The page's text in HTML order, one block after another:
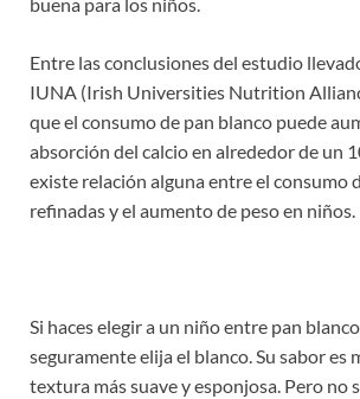
buena para los niños.
Entre las conclusiones del estudio
IUNA (Irish Universities Nutrition
que el consumo de pan blanco puede
absorción del calcio en alrededor de un
existe relación alguna entre el consumo
refinadas y el aumento de peso en niños.
Si haces elegir a un niño entre pan
seguramente elija el blanco. Su sabor es
textura más suave y esponjosa. Pero no